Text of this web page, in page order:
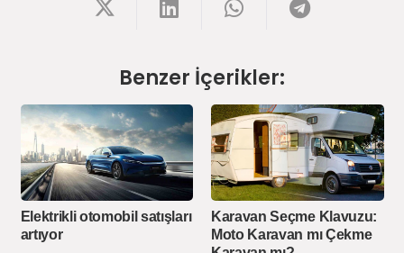
Benzer İçerikler:
Elektrikli otomobil satışları
artıyor
Karavan Seçme Klavuzu:
Moto Karavan mı Çekme